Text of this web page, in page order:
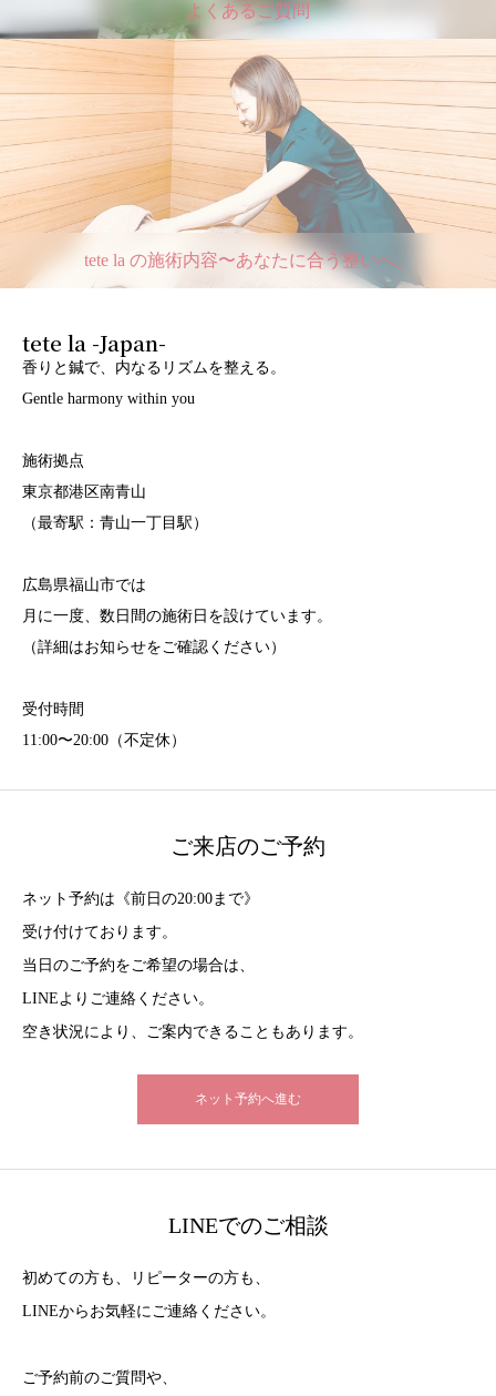
よくあるご質問
tete la の施術内容〜あなたに合う整いへ。
tete la -Japan-
香りと鍼で、内なるリズムを整える。
Gentle harmony within you
施術拠点
東京都港区南青山
（最寄駅：青山一丁目駅）
広島県福山市では
月に一度、数日間の施術日を設けています。
（詳細はお知らせをご確認ください）
受付時間
11:00〜20:00（不定休）
ご来店のご予約
ネット予約は《前日の20:00まで》
受け付けております。
当日のご予約をご希望の場合は、
LINEよりご連絡ください。
空き状況により、ご案内できることもあります。
ネット予約へ進む
LINEでのご相談
初めての方も、リピーターの方も、
LINEからお気軽にご連絡ください。
ご予約前のご質問や、